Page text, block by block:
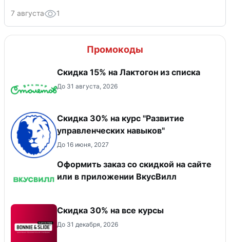
7 августа 1
Промокоды
Скидка 15% на Лактогон из списка
До 31 августа, 2026
Скидка 30% на курс "Развитие
управленческих навыков"
До 16 июня, 2027
Оформить заказ со скидкой на сайте
или в приложении ВкусВилл
Скидка 30% на все курсы
До 31 декабря, 2026